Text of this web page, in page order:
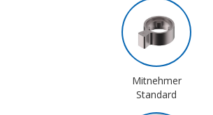
Mitnehmer
Standard